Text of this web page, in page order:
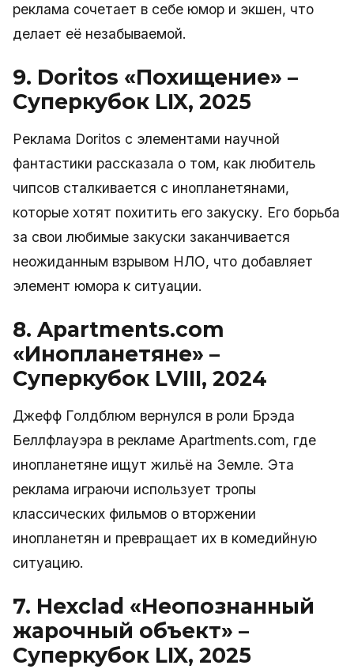
реклама сочетает в себе юмор и экшен, что
делает её незабываемой.
9. Doritos «Похищение» –
Суперкубок LIX, 2025
Реклама Doritos с элементами научной
фантастики рассказала о том, как любитель
чипсов сталкивается с инопланетянами,
которые хотят похитить его закуску. Его борьба
за свои любимые закуски заканчивается
неожиданным взрывом НЛО, что добавляет
элемент юмора к ситуации.
8. Apartments.com
«Инопланетяне» –
Суперкубок LVIII, 2024
Джефф Голдблюм вернулся в роли Брэда
Беллфлауэра в рекламе Apartments.com, где
инопланетяне ищут жильё на Земле. Эта
реклама играючи использует тропы
классических фильмов о вторжении
инопланетян и превращает их в комедийную
ситуацию.
7. Hexclad «Неопознанный
жарочный объект» –
Суперкубок LIX, 2025